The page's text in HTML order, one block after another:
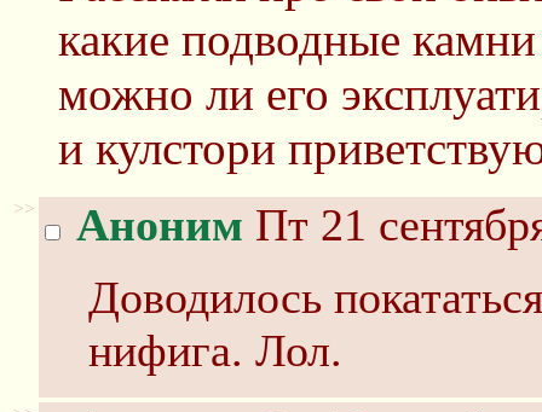
какие подводные
можно ли его
и кулстори
>> Аноним Пт 21
Доводилось
нифига. Лол.